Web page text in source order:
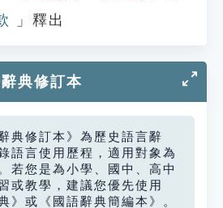
」釋出
典修訂本
典修訂本》為歷史語言辭
語言使用歷程，適用對象為
若您是為小學、國中、高中
或教學，建議您優先使用
》或《國語辭典簡編本》。